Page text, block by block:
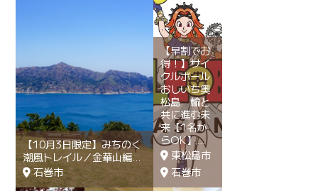
【10月3日限定】みちのく
潮風トレイル／金華山編
石巻市
【早割でお
得！】サイ
クルボール
おしいち奥
松島 輪と
共に進む未
来【1名か
らOK】
東松島市
石巻市